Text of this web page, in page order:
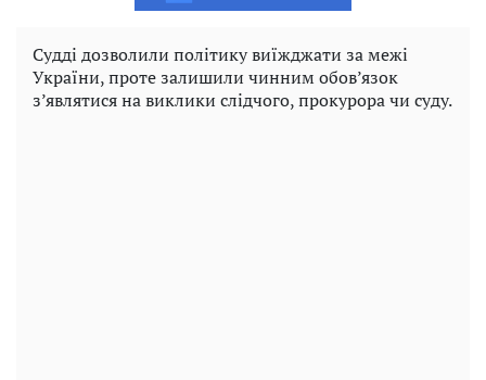
Судді дозволили політику виїжджати за межі
України, проте залишили чинним обов’язок
з’являтися на виклики слідчого, прокурора чи суду.